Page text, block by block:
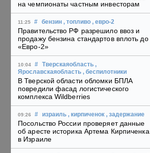
на чемпионаты частным инвесторам
11:25 # бензин , топливо , евро-2
Правительство РФ разрешило ввоз и
продажу бензина стандартов вплоть до
«Евро-2»
10:04 # Тверскаяобласть ,
Ярославскаяобласть , беспилотники
В Тверской области обломки БПЛА
повредили фасад логистического
комплекса Wildberries
09:26 # израиль , кирпиченок , задержание
Посольство России проверяет данные
об аресте историка Артема Кирпиченка
в Израиле